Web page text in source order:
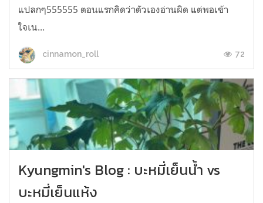
แปลกๆ555555 ตอนแรกคิดว่าตัวเองอ่านผิด แต่พอเข้า
ใจเน...
cinnamon_roll 72
Kyungmin's Blog : บะหมี่เย็นน้ำ vs
บะหมี่เย็นแห้ง